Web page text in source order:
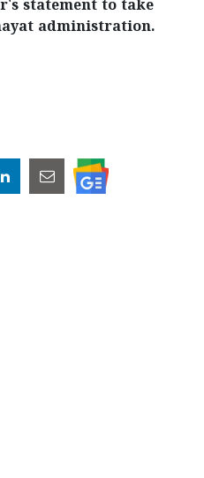
statement to take
administration.